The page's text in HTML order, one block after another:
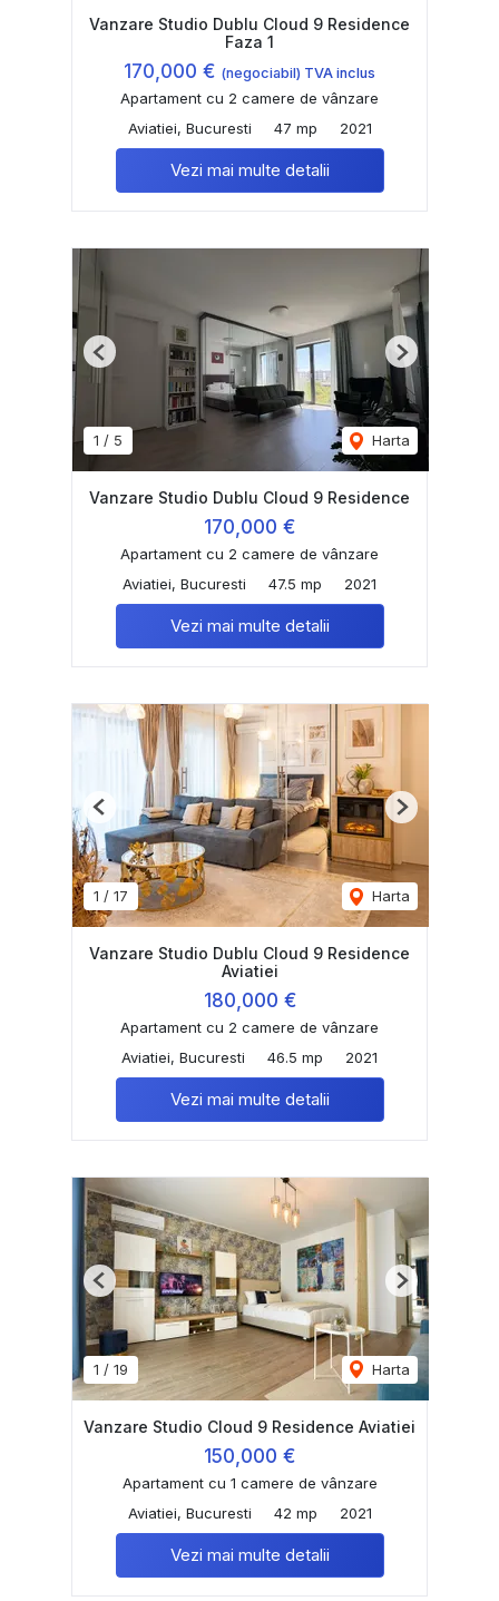
Vanzare Studio Dublu Cloud 9 Residence
Faza 1
170,000 € (negociabil) TVA inclus
Apartament cu 2 camere de vânzare
Aviatiei, Bucuresti
47 mp 2021
Vezi mai multe detalii
1 / 5 Harta
Previous Next
Vanzare Studio Dublu Cloud 9 Residence
170,000 €
Apartament cu 2 camere de vânzare
Aviatiei, Bucuresti
47.5 mp 2021
Vezi mai multe detalii
1 / 17 Harta
Previous Next
Vanzare Studio Dublu Cloud 9 Residence
Aviatiei
180,000 €
Apartament cu 2 camere de vânzare
Aviatiei, Bucuresti
46.5 mp 2021
Vezi mai multe detalii
1 / 19 Harta
Previous Next
Vanzare Studio Cloud 9 Residence Aviatiei
150,000 €
Apartament cu 1 camere de vânzare
Aviatiei, Bucuresti
42 mp 2021
Vezi mai multe detalii